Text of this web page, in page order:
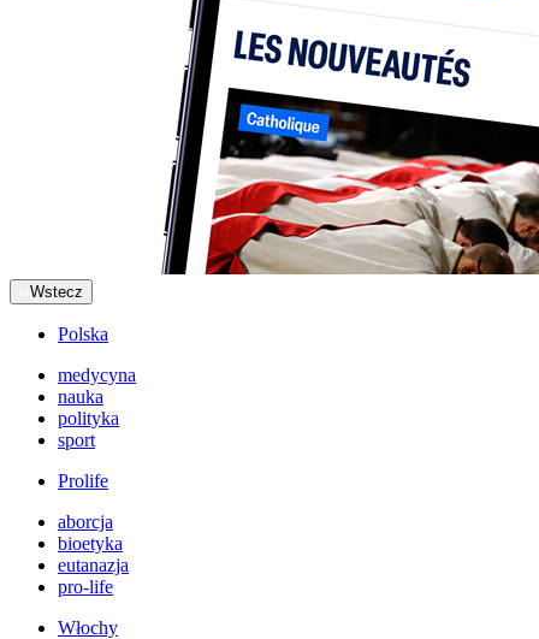
Wstecz
Polska
medycyna
nauka
polityka
sport
Prolife
aborcja
bioetyka
eutanazja
pro-life
Włochy